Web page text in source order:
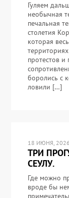
Гуляем
необычная
печальная
столетия
которая
протестов
боролись с
ловили […]
18 ИЮНЯ, 2026
ТРИ
СЕУЛУ.
Где можно
вроде бы